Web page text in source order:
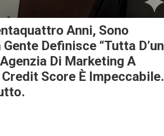
Anni, Sono
Definisce “tutta D’un
Di Marketing A
Score È Impeccabile.